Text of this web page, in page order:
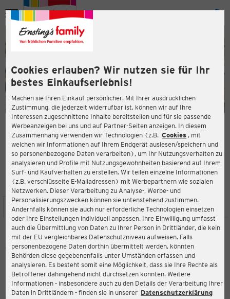
Cookies erlauben? Wir nutzen sie für Ihr
bestes Einkaufserlebnis!
Machen sie Ihren Einkauf persönlicher. Mit Ihrer ausdrücklichen
Zustimmung, die jederzeit widerrufbar ist, können wir auf Ihre
Interessen zugeschnittene Inhalte bereitstellen und für sie passende
Werbeanzeigen bei uns und auf Partner-Seiten anzeigen. In diesem
Zusammenhang verwenden wir Technologien (z.B. Cookies , mit
welchen wir Informationen auf Ihrem Endgerät auslesen/speichern und
so personenbezogene Daten verarbeiten), um Ihr Nutzungsverhalten zu
analysieren und Profile mit Nutzungsgewohnheiten basierend auf Ihrem
Surf- und Kaufverhalten zu erstellen. Wir teilen einzelne Informationen
(z.B. verschlüsselte E-Mailadressen) mit Werbepartnern wie sozialen
Netzwerken. Dieser Verarbeitung zu Analyse-, Werbe- und
Personalisierungszwecken können sie untenstehend zustimmen.
Andernfalls können sie auch nur erforderliche Technologien einsetzen
oder Ihre Einstellungen individuell anpassen. Ihre Einwilligung umfasst
auch die Übermittlung von Daten zu Ihrer Person in Drittländer, die kein
mit der EU vergleichbares Datenschutzniveau aufweisen. Falls
personenbezogene Daten dorthin übermittelt werden, könnten
Behörden diese gegebenenfalls unter Umständen erfassen und
analysieren. Es besteht somit eine Möglichkeit, dass sie Ihre Rechte als
Betroffener dahingehend nicht durchsetzen könnten. Weitere
Informationen - insbesondere auch zu den Details der Verarbeitung Ihrer
Daten in Drittländern - finden sie in unserer Datenschutzerklärung
Menü
ERNSTING'S FAMILY FILIALE
Bahnhofstraße 10
26382 Wilhelmshaven
3,8
Bewertung:
STANDORT SERVICES SORTIMENT AKTIONEN
Ernsting's family
Bahnhofstraße 10, 26382 Wilhelmshaven
Geöffnet